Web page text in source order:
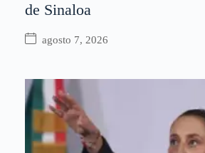
de Sinaloa
agosto 7, 2026